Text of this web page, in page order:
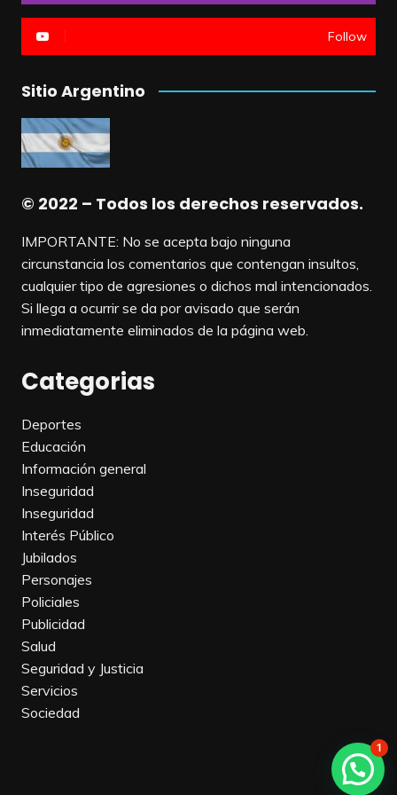
Follow
Sitio Argentino
© 2022 – Todos los derechos reservados.
IMPORTANTE: No se acepta bajo ninguna
circunstancia los comentarios que contengan insultos,
cualquier tipo de agresiones o dichos mal intencionados.
Si llega a ocurrir se da por avisado que serán
inmediatamente eliminados de la página web.
Categorias
Deportes
Educación
Información general
Inseguridad
Inseguridad
Interés Público
Jubilados
Personajes
Policiales
Publicidad
Salud
Seguridad y Justicia
Servicios
Sociedad
1